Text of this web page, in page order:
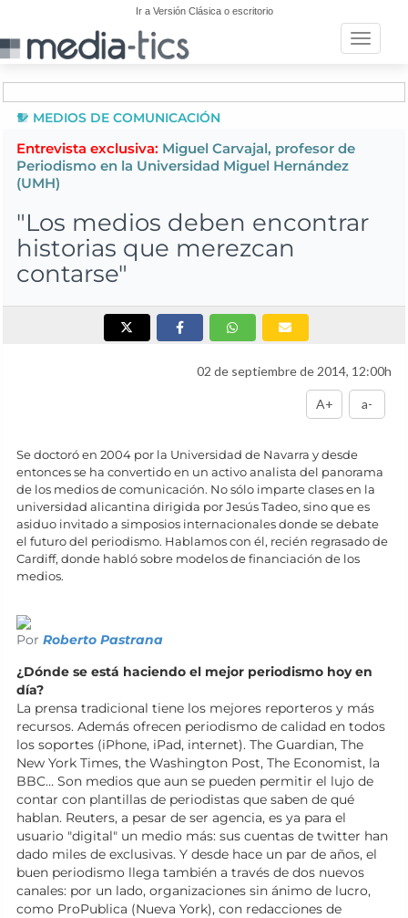
Ir a Versión Clásica o escritorio
Toggle
MEDIOS DE COMUNICACIÓN
Entrevista exclusiva: Miguel Carvajal, profesor de
Periodismo en la Universidad Miguel Hernández
(UMH)
"Los medios deben encontrar
historias que merezcan
contarse"
02 de septiembre de 2014, 12:00h
A+ a-
Se doctoró en 2004 por la Universidad de Navarra y desde
entonces se ha convertido en un activo analista del panorama
de los medios de comunicación. No sólo imparte clases en la
universidad alicantina dirigida por Jesús Tadeo, sino que es
asiduo invitado a simposios internacionales donde se debate
el futuro del periodismo. Hablamos con él, recién regrasado de
Cardiff, donde habló sobre modelos de financiación de los
medios.
Por Roberto Pastrana
¿Dónde se está haciendo el mejor periodismo hoy en
día?
La prensa tradicional tiene los mejores reporteros y más
recursos. Además ofrecen periodismo de calidad en todos
los soportes (iPhone, iPad, internet). The Guardian, The
New York Times, the Washington Post, The Economist, la
BBC… Son medios que aun se pueden permitir el lujo de
contar con plantillas de periodistas que saben de qué
hablan. Reuters, a pesar de ser agencia, es ya para el
usuario "digital" un medio más: sus cuentas de twitter han
dado miles de exclusivas. Y desde hace un par de años, el
buen periodismo llega también a través de dos nuevos
canales: por un lado, organizaciones sin ánimo de lucro,
como ProPublica (Nueva York), con redacciones de